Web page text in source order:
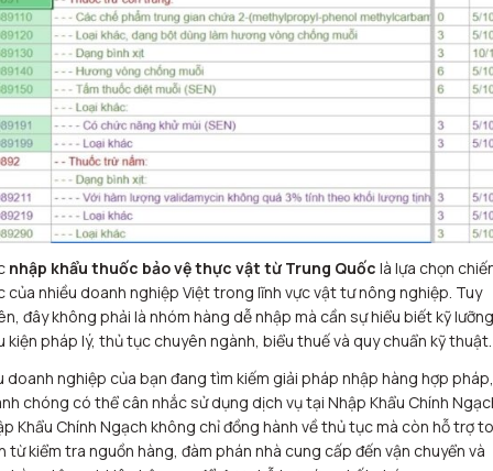
nhập khẩu thuốc bảo vệ thực vật từ Trung Quốc là lựa chọn
của nhiều doanh nghiệp Việt trong lĩnh vực vật tư nông nghiệp. Tuy
đây không phải là nhóm hàng dễ nhập mà cần sự hiểu biết kỹ
kiện pháp lý, thủ tục chuyên ngành, biểu thuế và quy chuẩn kỹ thuật.
doanh nghiệp của bạn đang tìm kiếm giải pháp nhập hàng hợp pháp,
chóng có thể cân nhắc sử dụng dịch vụ tại Nhập Khẩu Chính
Khẩu Chính Ngạch không chỉ đồng hành về thủ tục mà còn hỗ trợ
từ kiểm tra nguồn hàng, đàm phán nhà cung cấp đến vận chuyển và